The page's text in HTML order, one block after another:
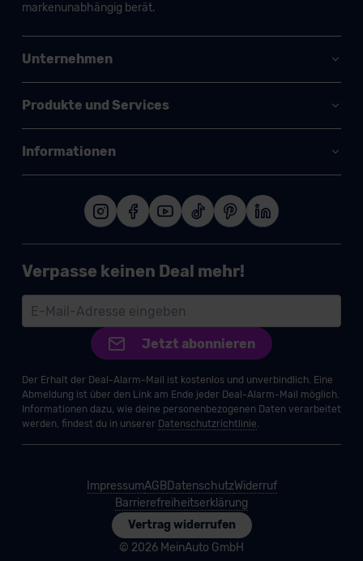
markenunabhängig berät.
Unternehmen
Produkte und Services
Informationen
Verpasse keinen Deal mehr!
Jetzt abonnieren
Der Erhalt der Deal-Alarm-Mail ist kostenlos und unverbindlich. Eine
Abmeldung ist über den Link am Ende jeder Deal-Alarm-Mail möglich.
Informationen dazu, wie deine personenbezogenen Daten verarbeitet
werden, findest du in unserer Datenschutzrichtlinie.
ImpressumAGBDatenschutzWiderruf
Barrierefreiheitserklärung
Vertrag widerrufen
© 2026 MeinAuto GmbH